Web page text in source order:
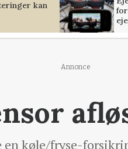
kan
Annonce
en køle/fryse-